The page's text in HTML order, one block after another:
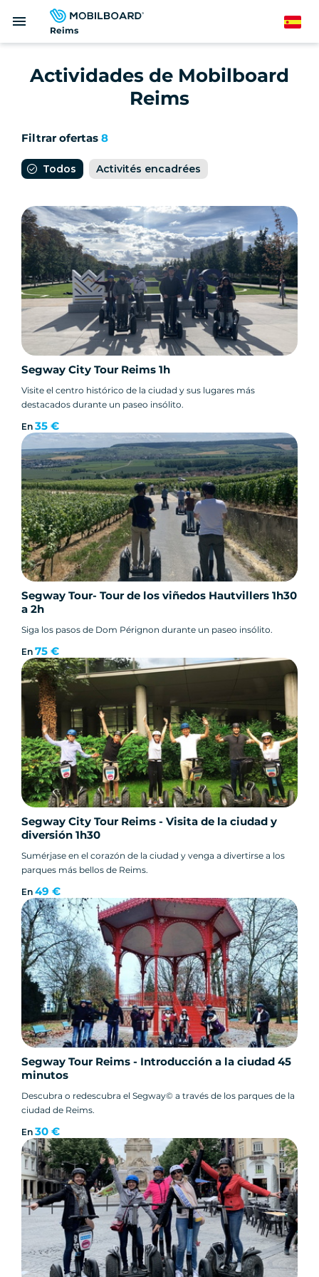
Reims
menu Spanish
Actividades de Mobilboard
Reims
Filtrar ofertas 8
Todos Activités encadrées
Segway City Tour Reims 1h
Visite el centro histórico de la ciudad y sus lugares más
destacados durante un paseo insólito.
En 35 €
Segway Tour- Tour de los viñedos Hautvillers 1h30
a 2h
Siga los pasos de Dom Pérignon durante un paseo insólito.
En 75 €
Segway City Tour Reims - Visita de la ciudad y
diversión 1h30
Sumérjase en el corazón de la ciudad y venga a divertirse a los
parques más bellos de Reims.
En 49 €
Segway Tour Reims - Introducción a la ciudad 45
minutos
Descubra o redescubra el Segway© a través de los parques de la
ciudad de Reims.
En 30 €